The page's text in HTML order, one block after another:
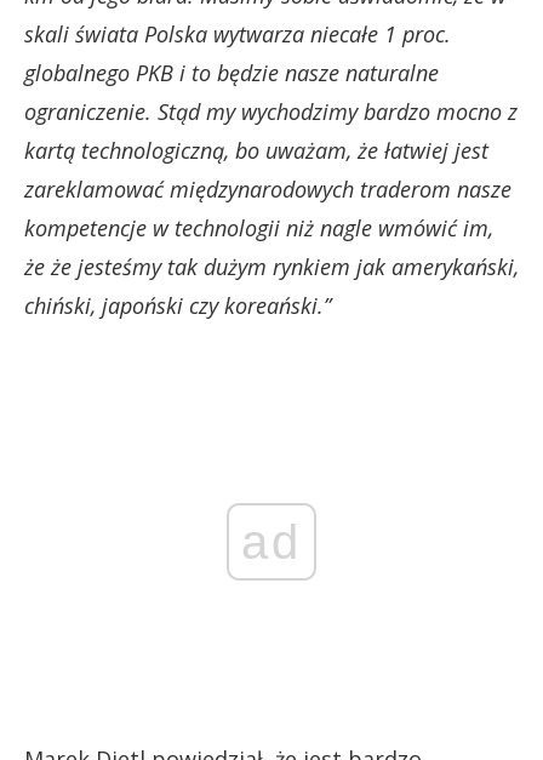
skali świata Polska wytwarza niecałe 1 proc.
globalnego PKB i to będzie nasze naturalne
ograniczenie. Stąd my wychodzimy bardzo mocno z
kartą technologiczną, bo uważam, że łatwiej jest
zareklamować międzynarodowych traderom nasze
kompetencje w technologii niż nagle wmówić im,
że że jesteśmy tak dużym rynkiem jak amerykański,
chiński, japoński czy koreański.”
ad